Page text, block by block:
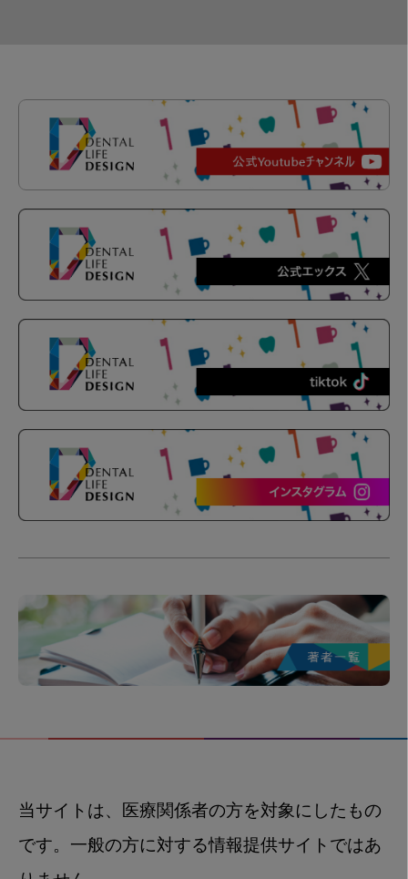
当サイトは、医療関係者の方を対象にしたもの
です。一般の方に対する情報提供サイトではあ